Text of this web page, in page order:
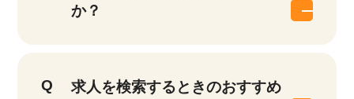
か？
求人を検索するときのおすすめ